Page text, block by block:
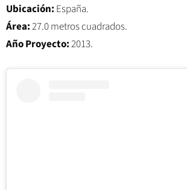
Ubicación: España.
Área:27.0 metros cuadrados.
Año Proyecto:2013.